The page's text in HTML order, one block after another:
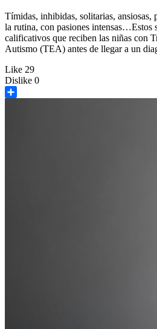
Tímidas, inhibidas, solitarias, ansiosas,
la rutina, con pasiones intensas…Estos
calificativos que reciben las niñas con
Autismo (TEA) antes de llegar a un
Like 29
Dislike 0